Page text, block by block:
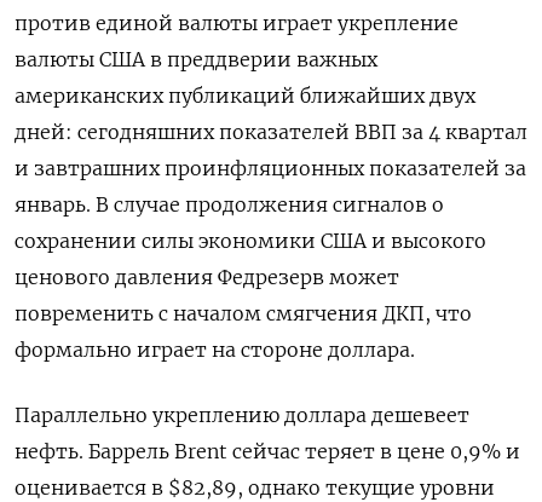
против единой валюты играет укрепление
валюты США в преддверии важных
американских публикаций ближайших двух
дней: сегодняшних показателей ВВП за 4 квартал
и завтрашних проинфляционных показателей за
январь. В случае продолжения сигналов о
сохранении силы экономики США и высокого
ценового давления Федрезерв может
повременить с началом смягчения ДКП, что
формально играет на стороне доллара.
Параллельно укреплению доллара дешевеет
нефть. Баррель Brent сейчас теряет в цене 0,9% и
оценивается в $82,89, однако текущие уровни